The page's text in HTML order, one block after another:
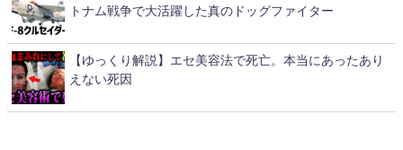
トナム戦争で大活躍した真のドッグファイター
【ゆっくり解説】エセ美容法で死亡。本当にあったあり
えない死因